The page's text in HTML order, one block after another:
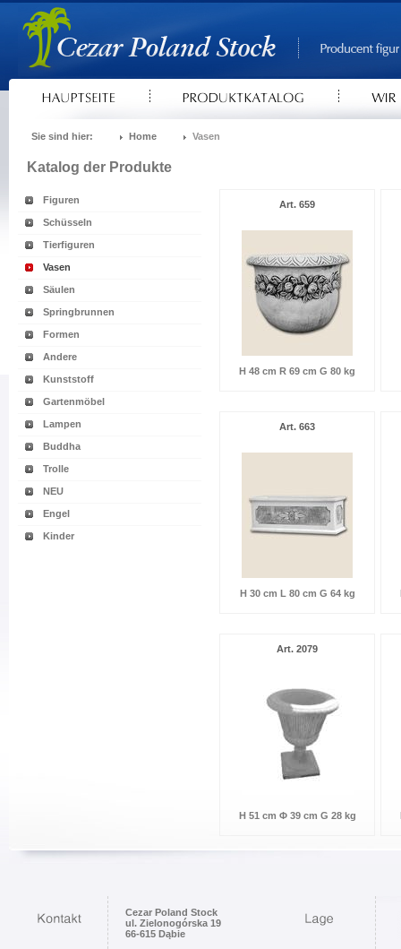
Sie sind hier: Home Vasen
Katalog der Produkte
Figuren
Schüsseln
Tierfiguren
Vasen
Säulen
Springbrunnen
Formen
Andere
Kunststoff
Gartenmöbel
Lampen
Buddha
Trolle
NEU
Engel
Kinder
Art. 659
H 48 cm R 69 cm G 80 kg
Art. 663
H 30 cm L 80 cm G 64 kg
Art. 2079
H 51 cm Φ 39 cm G 28 kg
Cezar Poland Stock
ul. Zielonogórska 19
66-615 Dąbie